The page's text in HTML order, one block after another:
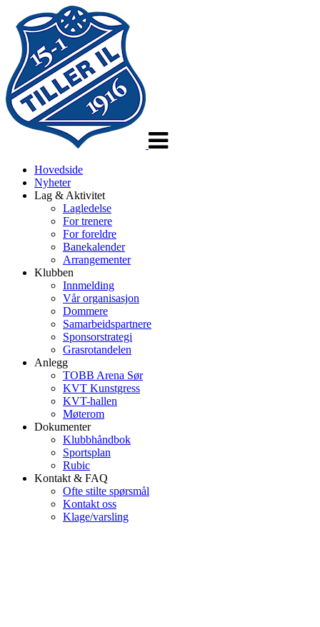
Hovedside
Nyheter
Lag & Aktivitet
Lagledelse
For trenere
For foreldre
Banekalender
Arrangementer
Klubben
Innmelding
Vår organisasjon
Dommere
Samarbeidspartnere
Sponsorstrategi
Grasrotandelen
Anlegg
TOBB Arena Sør
KVT Kunstgress
KVT-hallen
Møterom
Dokumenter
Klubbhåndbok
Sportsplan
Rubic
Kontakt & FAQ
Ofte stilte spørsmål
Kontakt oss
Klage/varsling